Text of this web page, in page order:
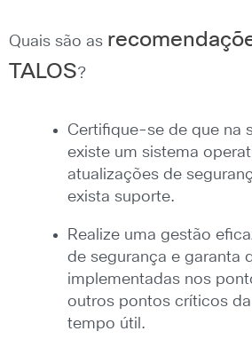
Quais são as
TALOS?
Certifique-se de que na
existe um sistema
atualizações de
exista suporte.
Realize uma gestão
de segurança e garanta
implementadas nos
outros pontos críticos
tempo útil.